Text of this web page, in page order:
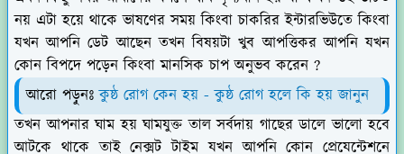
নয় এটা হয়ে থাকে ভাষণের সময় কিংবা চাকরির ইন্টারভিউতে কিংবা
যখন আপনি ডেট আছেন তখন বিষয়টা খুব আপত্তিকর আপনি যখন
কোন বিপদে পড়েন কিংবা মানসিক চাপ অনুভব করেন ?
আরো পড়ুনঃ কুষ্ঠ রোগ কেন হয় - কুষ্ঠ রোগ হলে কি হয় জানুন
তখন আপনার ঘাম হয় ঘামযুক্ত তাল সর্বদায় গাছের ডালে ভালো হবে
আটকে থাকে তাই নেক্সট টাইম যখন আপনি কোন প্রেযেন্টেশনে